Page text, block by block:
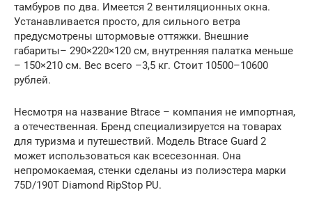
тамбуров по два. Имеется 2 вентиляционных окна.
Устанавливается просто, для сильного ветра
предусмотрены штормовые оттяжки. Внешние
габариты– 290×220×120 см, внутренняя палатка меньше
– 150×210 см. Вес всего –3,5 кг. Стоит 10500–10600
рублей.
Несмотря на название Btrace – компания не импортная,
а отечественная. Бренд специализируется на товарах
для туризма и путешествий. Модель Btrace Guard 2
может использоваться как всесезонная. Она
непромокаемая, стенки сделаны из полиэстера марки
75D/190T Diamond RipStop PU.